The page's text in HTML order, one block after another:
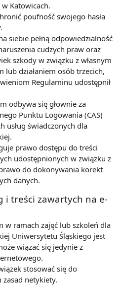
Katowicach.
poufność swojego hasła
siebie pełną odpowiedzialność
cudzych praw oraz
szkody w związku z własnym
lub działaniem osób trzecich,
Regulaminu udostępnił
odbywa się głownie za
Punktu Logowania (CAS)
usług świadczonych dla
prawo dostępu do treści
udostępnionych w związku z
do dokonywania korekt
danych.
i treści zawartych na e-
w ramach zajęć lub szkoleń dla
Uniwersytetu Śląskiego jest
wiązać się jedynie z
stosować się do
netykiety.